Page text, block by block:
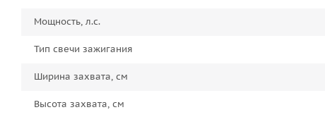
Мощность, л.с.
Тип свечи зажигания
Ширина захвата, см
Высота захвата, см